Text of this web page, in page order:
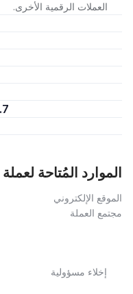
العملات الرقمية الأخرى.
7. هل عملة IQ تمثل استثمارًا جيدًا؟
الموارد المُتاحة لعملة IQ
الموقع الإلكتروني
مجتمع العملة
إخلاء مسؤولية